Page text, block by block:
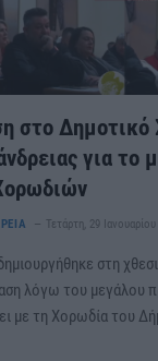
στο Δημοτικό
για το
Τετάρτη, 29
στη
λόγω του μεγάλου
με τη Χορωδία του